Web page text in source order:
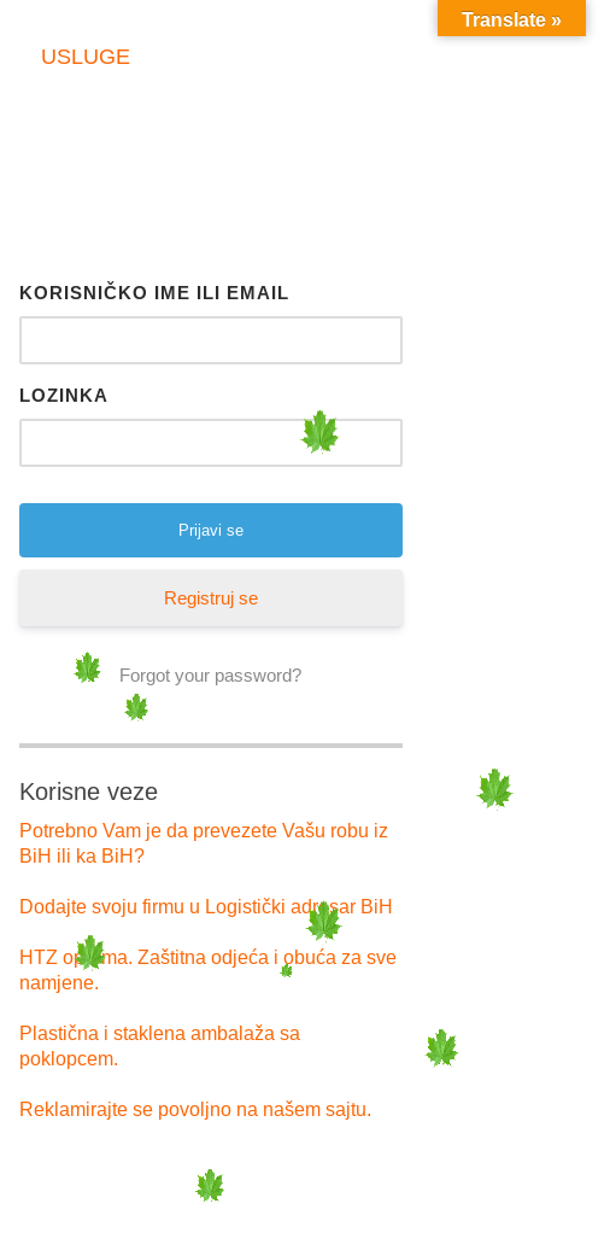
USLUGE
KORISNIČKO IME ILI EMAIL
LOZINKA
Registruj se
Forgot your password?
Korisne veze
Potrebno Vam je da prevezete Vašu robu iz
BiH ili ka BiH?
Dodajte svoju firmu u Logistički adresar BiH
HTZ oprema. Zaštitna odjeća i obuća za sve
namjene.
Plastična i staklena ambalaža sa
poklopcem.
Reklamirajte se povoljno na našem sajtu.
Translate »